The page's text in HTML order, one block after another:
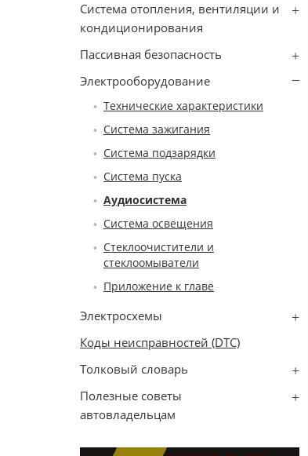
Система отопления, вентиляции и
кондиционирования
Пассивная безопасность
Электрооборудование
Технические характеристики
Система зажигания
Система подзарядки
Система пуска
Аудиосистема
Система освещения
Стеклоочистители и
стеклоомыватели
Приложение к главе
Электросхемы
Коды неисправностей (DTC)
Толковый словарь
Полезные советы
автовладельцам